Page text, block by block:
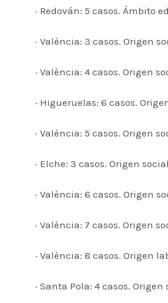
· Redován: 5 casos. Ámbito
· València: 3 casos. Origen
· València: 4 casos. Origen
· Higueruelas: 6 casos.
· València: 5 casos. Origen
· Elche: 3 casos. Origen social
· València: 6 casos. Origen
· València: 7 casos. Origen
· València: 8 casos. Origen
· Santa Pola: 4 casos. Origen